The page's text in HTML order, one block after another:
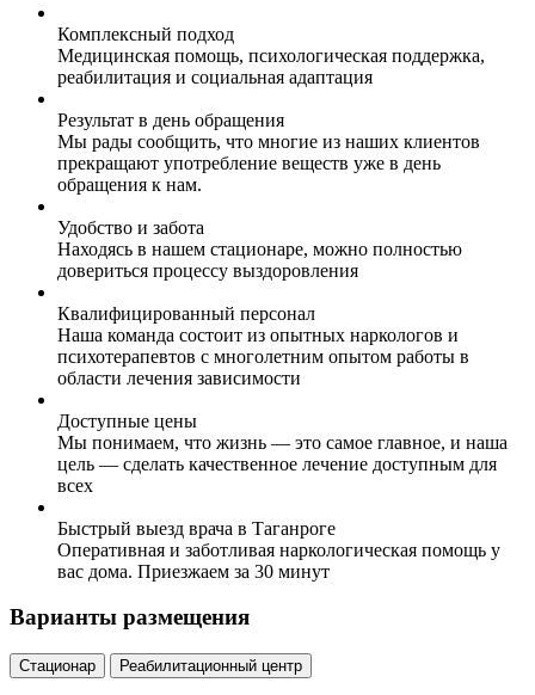
Комплексный подход
Медицинская помощь, психологическая поддержка,
реабилитация и социальная адаптация
Результат в день обращения
Мы рады сообщить, что многие из наших клиентов
прекращают употребление веществ уже в день
обращения к нам.
Удобство и забота
Находясь в нашем стационаре, можно полностью
довериться процессу выздоровления
Квалифицированный персонал
Наша команда состоит из опытных наркологов и
психотерапевтов с многолетним опытом работы в
области лечения зависимости
Доступные цены
Мы понимаем, что жизнь — это самое главное, и наша
цель — сделать качественное лечение доступным для
всех
Быстрый выезд врача в Таганроге
Оперативная и заботливая наркологическая помощь у
вас дома. Приезжаем за 30 минут
Варианты размещения
Стационар Реабилитационный центр